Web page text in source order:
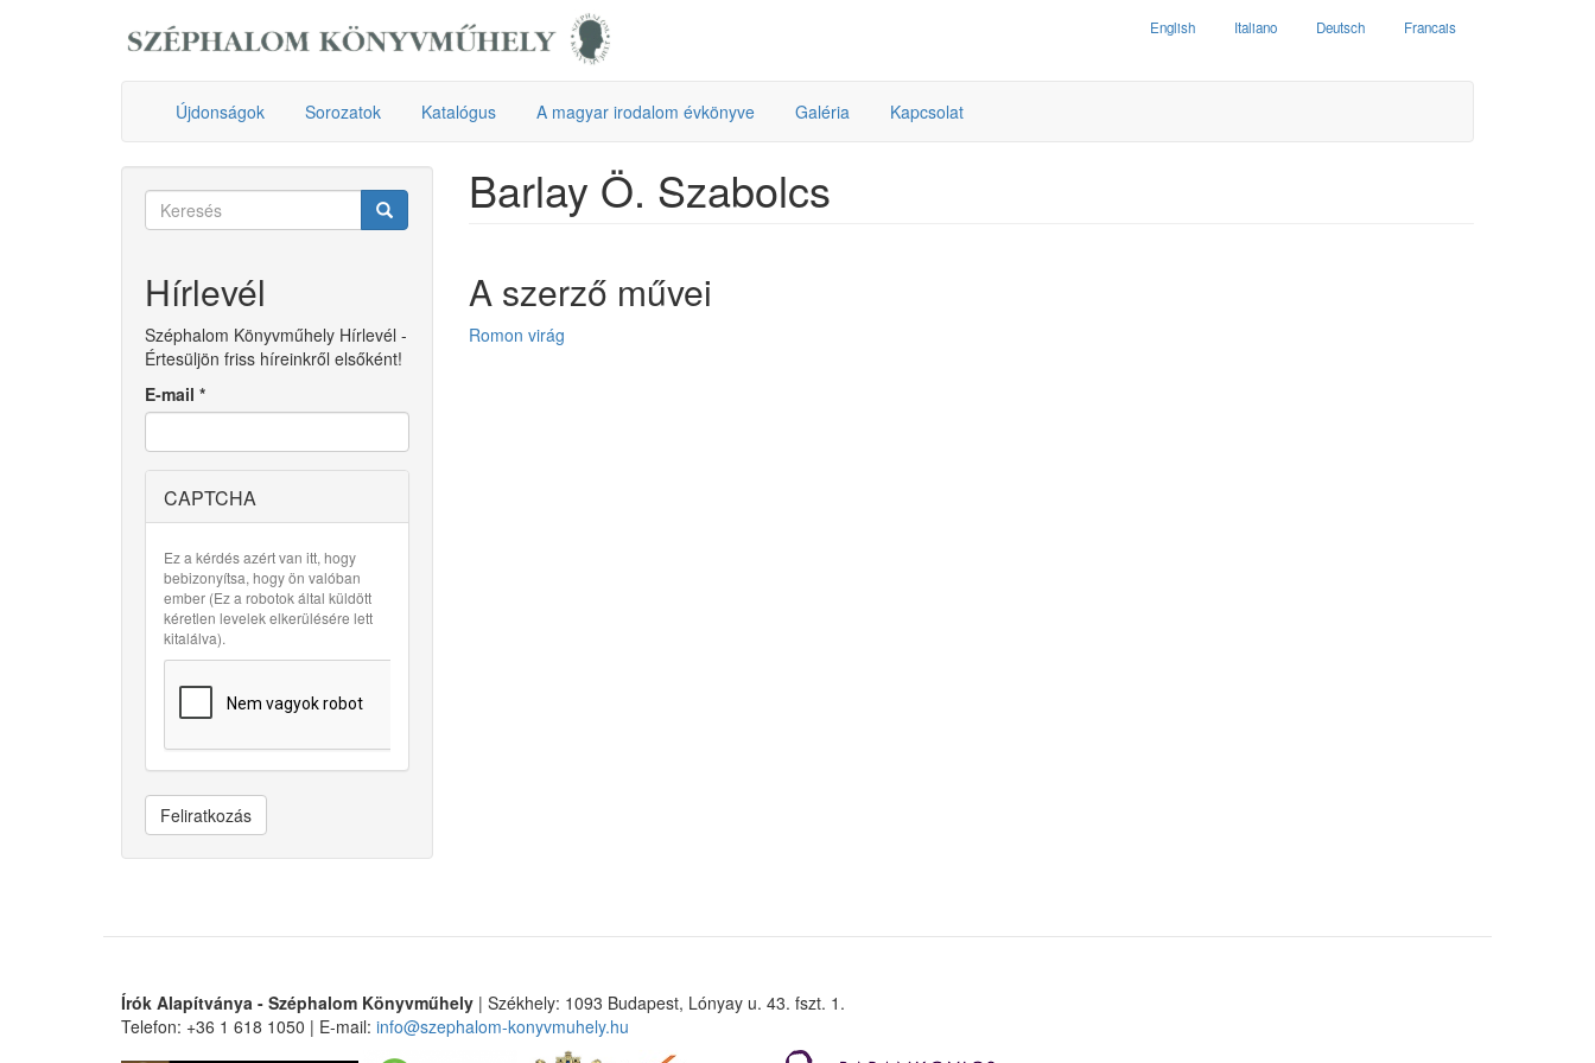
English Italiano Deutsch Francais
Újdonságok Sorozatok Katalógus A magyar irodalom évkönyve Galéria Kapcsolat
Keresés
Hírlevél
Széphalom Könyvműhely Hírlevél -
Értesüljön friss híreinkről elsőként!
E-mail *
CAPTCHA
Ez a kérdés azért van itt, hogy
bebizonyítsa, hogy ön valóban
ember (Ez a robotok által küldött
kéretlen levelek elkerülésére lett
kitalálva).
Feliratkozás
Barlay Ö. Szabolcs
A szerző művei
Romon virág
Írók Alapítványa - Széphalom Könyvműhely | Székhely: 1093 Budapest, Lónyay u. 43. fszt. 1.
Telefon: +36 1 618 1050 | E-mail: info@szephalom-konyvmuhely.hu